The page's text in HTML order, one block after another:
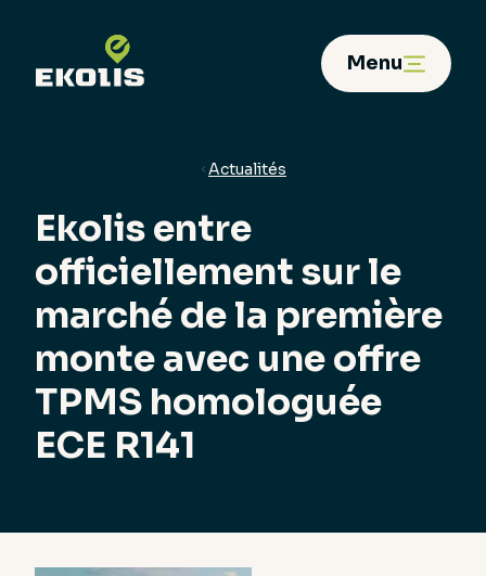
Menu
Actualités
Ekolis entre
officiellement sur le
marché de la première
monte avec une offre
TPMS homologuée
ECE R141